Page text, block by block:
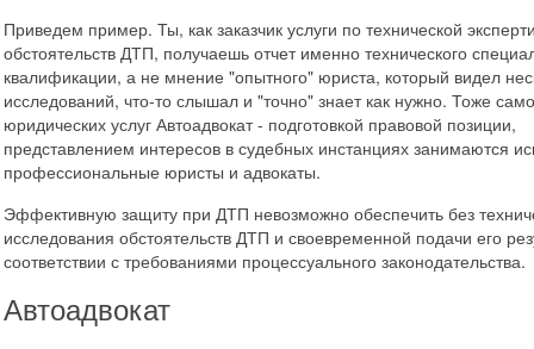
Приведем пример. Ты, как заказчик услуги по технической
обстоятельств ДТП, получаешь отчет именно технического
квалификации, а не мнение "опытного" юриста, который видел
исследований, что-то слышал и "точно" знает как нужно. Тоже
юридических услуг Автоадвокат - подготовкой правовой позиции,
представлением интересов в судебных инстанциях занимаются
профессиональные юристы и адвокаты.
Эффективную защиту при ДТП невозможно обеспечить без
исследования обстоятельств ДТП и своевременной подачи его
соответствии с требованиями процессуального законодательства.
Автоадвокат